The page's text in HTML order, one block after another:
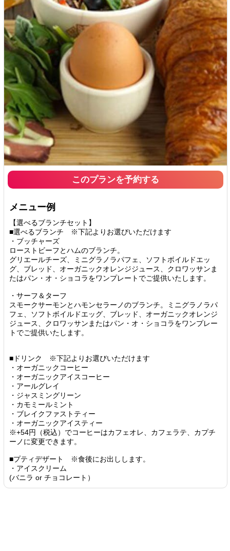
このプランを予約する
メニュー例
【選べるブランチセット】
■選べるブランチ ※下記よりお選びいただけます
・ブッチャーズ
ローストビーフとハムのブランチ。
グリエールチーズ、ミニグラノラパフェ、ソフトボイルドエッ
グ、ブレッド、オーガニックオレンジジュース、クロワッサンま
たはパン・オ・ショコラをワンプレートでご提供いたします。
・サーフ＆ターフ
スモークサーモンとハモンセラーノのブランチ。ミニグラノラパ
フェ、ソフトボイルドエッグ、ブレッド、オーガニックオレンジ
ジュース、クロワッサンまたはパン・オ・ショコラをワンプレー
トでご提供いたします。
■ドリンク ※下記よりお選びいただけます
・オーガニックコーヒー
・オーガニックアイスコーヒー
・アールグレイ
・ジャスミングリーン
・カモミールミント
・ブレイクファストティー
・オーガニックアイスティー
※+54円（税込）でコーヒーはカフェオレ、カフェラテ、カプチ
ーノに変更できます。
■プティデザート ※食後にお出しします。
・アイスクリーム
(バニラ or チョコレート）